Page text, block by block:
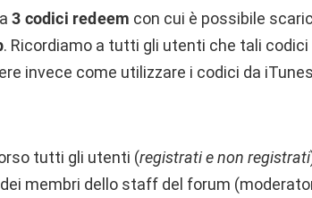
3 codici redeem con cui è possibile
. Ricordiamo a tutti gli utenti che tali
invece come utilizzare i codici da
tutti gli utenti (registrati e non registrati
membri dello staff del forum